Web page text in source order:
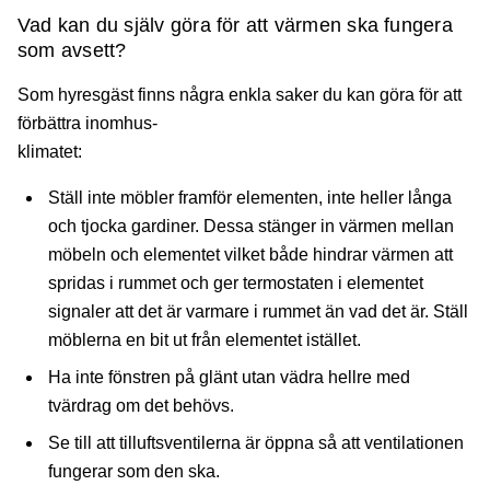
Vad kan du själv göra för att värmen ska fungera
som avsett?
Som hyresgäst finns några enkla saker du kan göra för att
förbättra inomhus-
klimatet:
Ställ inte möbler framför elementen, inte heller långa
och tjocka gardiner. Dessa stänger in värmen mellan
möbeln och elementet vilket både hindrar värmen att
spridas i rummet och ger termostaten i elementet
signaler att det är varmare i rummet än vad det är. Ställ
möblerna en bit ut från elementet istället.
Ha inte fönstren på glänt utan vädra hellre med
tvärdrag om det behövs.
Se till att tilluftsventilerna är öppna så att ventilationen
fungerar som den ska.